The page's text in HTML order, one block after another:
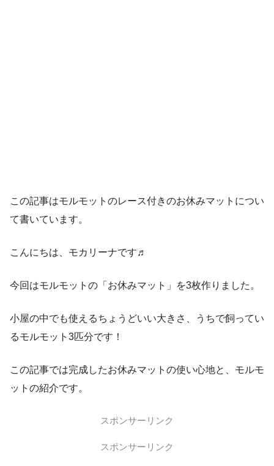
この記事はモルモットのレース付きのお休みマットについ
て書いています。
こんにちは、モカリーナです♬
今回はモルモットの「お休みマット」を3枚作りました。
小屋の中でも使えるちょうどいい大きさ、うちで飼ってい
るモルモット3匹分です！
この記事では完成したお休みマットの使い心地と、モルモ
ットの紹介です。
スポンサーリンク
スポンサーリンク